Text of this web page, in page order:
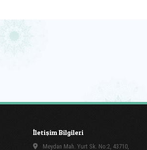
İletişim Bilgileri
Meydan Mah. Yurt Sk. No:2, 43710,